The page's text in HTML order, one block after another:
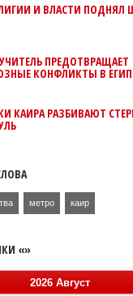
И ВЛАСТИ ПОДНЯЛ
ПРЕДОТВРАЩАЕТ
КОНФЛИКТЫ В
КАИРА РАЗБИВАЮТ
метро каир
«»
2026 Август